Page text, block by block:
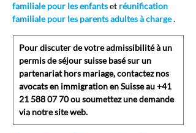
familiale pour les enfantset réunification
familiale pour les parents adultes à charge.
Pour discuter de votre admissibilité à un
permis de séjour suisse basé sur un
partenariat hors mariage, contactez nos
avocats en immigration en Suisse au +41
21 588 07 70 ou soumettez une demande
via notre site web.